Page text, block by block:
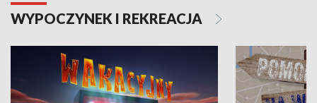
WYPOCZYNEK I REKREACJA